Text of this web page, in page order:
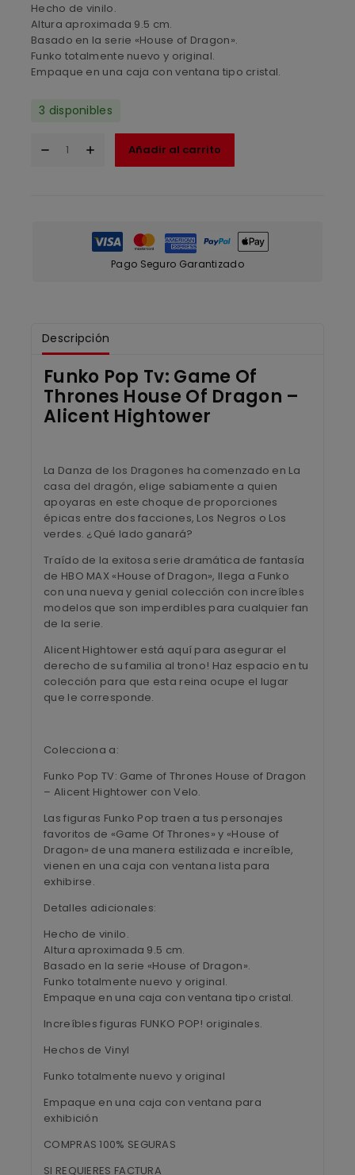
Hecho de vinilo.
Altura aproximada 9.5 cm.
Basado en la serie «House of Dragon».
Funko totalmente nuevo y original.
Empaque en una caja con ventana tipo cristal.
3 disponibles
Añadir al carrito
Pago Seguro Garantizado
Descripción
Funko Pop Tv: Game Of
Thrones House Of Dragon –
Alicent Hightower
La Danza de los Dragones ha comenzado en La
casa del dragón, elige sabiamente a quien
apoyaras en este choque de proporciones
épicas entre dos facciones, Los Negros o Los
verdes. ¿Qué lado ganará?
Traído de la exitosa serie dramática de fantasía
de HBO MAX «House of Dragon», llega a Funko
con una nueva y genial colección con increíbles
modelos que son imperdibles para cualquier fan
de la serie.
Alicent Hightower está aquí para asegurar el
derecho de su familia al trono! Haz espacio en tu
colección para que esta reina ocupe el lugar
que le corresponde.
Colecciona a:
Funko Pop TV: Game of Thrones House of Dragon
– Alicent Hightower con Velo.
Las figuras Funko Pop traen a tus personajes
favoritos de «Game Of Thrones» y «House of
Dragon» de una manera estilizada e increíble,
vienen en una caja con ventana lista para
exhibirse.
Detalles adicionales:
Hecho de vinilo.
Altura aproximada 9.5 cm.
Basado en la serie «House of Dragon».
Funko totalmente nuevo y original.
Empaque en una caja con ventana tipo cristal.
Increíbles figuras FUNKO POP! originales.
Hechos de Vinyl
Funko totalmente nuevo y original
Empaque en una caja con ventana para
exhibición
COMPRAS 100% SEGURAS
SI REQUIERES FACTURA